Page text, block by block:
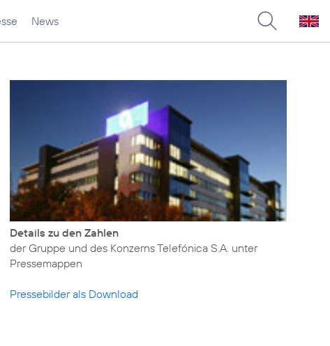
News
Details zu den Zahlen
der Gruppe und des Konzerns Telefónica S.A. unter
Pressemappen
Pressebilder als Download